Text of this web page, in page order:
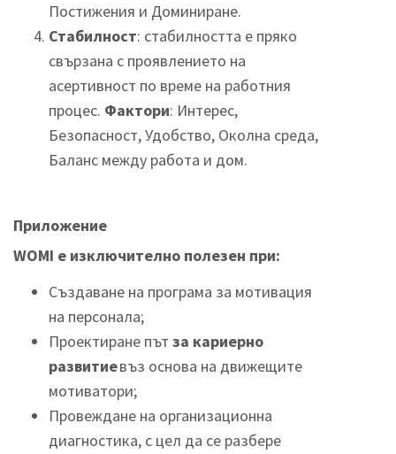
Постижения и Доминиране.
Стабилност: стабилността е пряко
свързана с проявлението на
асертивност по време на работния
процес. Фактори: Интерес,
Безопасност, Удобство, Околна среда,
Баланс между работа и дом.
Приложение
WOMI е изключително полезен при:
Създаване на програма за мотивация
на персонала;
Проектиране път за кариерно
развитиевъз основа на движещите
мотиватори;
Провеждане на организационна
диагностика, с цел да се разбере